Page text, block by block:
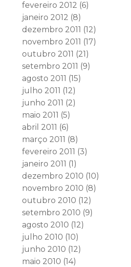
fevereiro 2012 (6)
janeiro 2012 (8)
dezembro 2011 (12)
novembro 2011 (17)
outubro 2011 (21)
setembro 2011 (9)
agosto 2011 (15)
julho 2011 (12)
junho 2011 (2)
maio 2011 (5)
abril 2011 (6)
março 2011 (8)
fevereiro 2011 (3)
janeiro 2011 (1)
dezembro 2010 (10)
novembro 2010 (8)
outubro 2010 (12)
setembro 2010 (9)
agosto 2010 (12)
julho 2010 (10)
junho 2010 (12)
maio 2010 (14)